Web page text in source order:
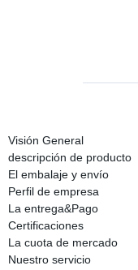
Visión General
descripción de producto
El embalaje y envío
Perfil de empresa
La entrega&Pago
Certificaciones
La cuota de mercado
Nuestro servicio